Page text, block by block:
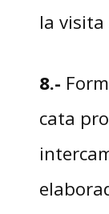
la
8.-
cata